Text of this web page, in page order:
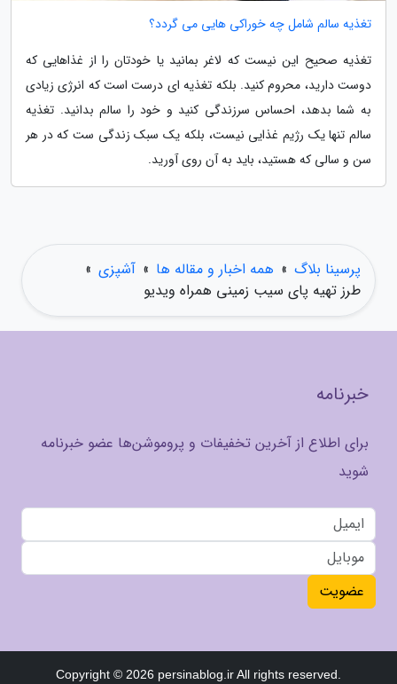
تغذیه سالم شامل چه خوراکی هایی می گردد؟
تغذیه صحیح این نیست که لاغر بمانید یا خودتان را از غذاهایی که
دوست دارید، محروم کنید. بلکه تغذیه ای درست است که انرژی زیادی
به شما بدهد، احساس سرزندگی کنید و خود را سالم بدانید. تغذیه
سالم تنها یک رژیم غذایی نیست، بلکه یک سبک زندگی ست که در هر
سن و سالی که هستید، باید به آن روی آورید.
پرسینا بلاگ » همه اخبار و مقاله ها » آشپزی »
طرز تهیه پای سیب زمینی همراه ویدیو
خبرنامه
برای اطلاع از آخرین تخفیفات و پروموشن‌ها عضو خبرنامه
شوید
عضویت
Copyright © 2026 persinablog.ir All rights reserved.